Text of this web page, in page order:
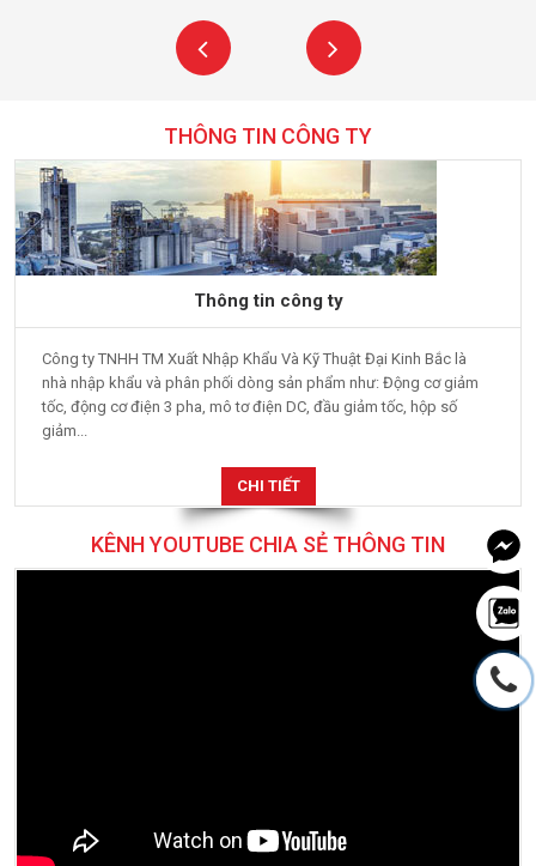
THÔNG TIN CÔNG TY
Thông tin công ty
Công ty TNHH TM Xuất Nhập Khẩu Và Kỹ Thuật Đại Kinh Bắc là
nhà nhập khẩu và phân phối dòng sản phẩm như: Động cơ giảm
tốc, động cơ điện 3 pha, mô tơ điện DC, đầu giảm tốc, hộp số
giảm...
CHI TIẾT
KÊNH YOUTUBE CHIA SẺ THÔNG TIN